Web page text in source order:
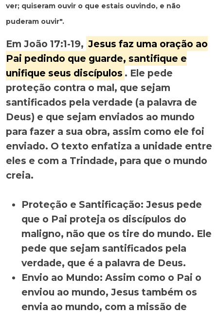
ver; quiseram ouvir o que estais ouvindo, e não
puderam ouvir".
Em João 17:1-19, Jesus faz uma oração ao
Pai pedindo que guarde, santifique e
unifique seus discípulos . Ele pede
proteção contra o mal, que sejam
santificados pela verdade (a palavra de
Deus) e que sejam enviados ao mundo
para fazer a sua obra, assim como ele foi
enviado. O texto enfatiza a unidade entre
eles e com a Trindade, para que o mundo
creia.
Proteção e Santificação: Jesus pede
que o Pai proteja os discípulos do
maligno, não que os tire do mundo. Ele
pede que sejam santificados pela
verdade, que é a palavra de Deus.
Envio ao Mundo: Assim como o Pai o
enviou ao mundo, Jesus também os
envia ao mundo, com a missão de